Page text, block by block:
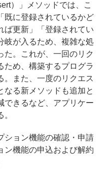
）」メソッドでは、こ
既に登録されているかど
ば更新」「登録されてい
岐が入るため、複雑な処
た。これが、一回のリク
ため、構築するプログラ
。また、一度のリクエス
なる新メソッドも追加と
できるなど、アプリケー
ョン機能の確認・申請
ン機能の申込および解約